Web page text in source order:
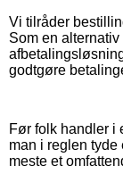
Vi tilråder
Som en
godtgøre
Før folk handler i
man i reglen tyde
meste et